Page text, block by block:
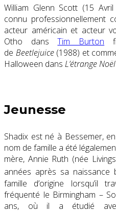
William Glenn Scott (15
connu professionnellement
acteur américain et acteur
Otho dansTim Burton
de Beetlejuice(1988) et
Halloween dans L’étrange
Jeunesse
Shadix est né à Bessemer,
nom de famille a été
mère, Annie Ruth (née
années après sa naissance
famille d’origine lorsqu’il
fréquenté le Birmingham –
ans, où il a étudié